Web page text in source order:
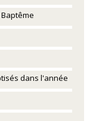
dans l'année